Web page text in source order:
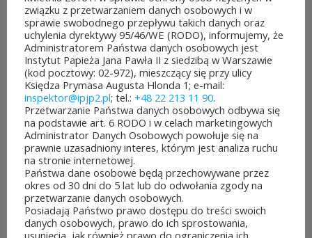
dofinansowanie z budżetu
samorządu województwa
mazowieckiego. Do rozdania
jest aż 30 mln zł! Mieszkańcy
województwa mazowieckiego
po...
CZYTAJ DALEJ
związku z przetwarzaniem danych osobowych i w
sprawie swobodnego przepływu takich danych oraz
uchylenia dyrektywy 95/46/WE (RODO), informujemy, że
Administratorem Państwa danych osobowych jest
Instytut Papieża Jana Pawła II z siedzibą w Warszawie
(kod pocztowy: 02-972), mieszczący się przy ulicy
Księdza Prymasa Augusta Hlonda 1; e-mail:
inspektor@ipjp2.pl; tel.: +48 22 213 11 90.
Przetwarzanie Państwa danych osobowych odbywa się
na podstawie art. 6 RODO i w celach marketingowych
Administrator Danych Osobowych powołuje się na
prawnie uzasadniony interes, którym jest analiza ruchu
na stronie internetowej.
Państwa dane osobowe będą przechowywane przez
okres od 30 dni do 5 lat lub do odwołania zgody na
przetwarzanie danych osobowych.
Posiadają Państwo prawo dostępu do treści swoich
danych osobowych, prawo do ich sprostowania,
usunięcia, jak również prawo do ograniczenia ich